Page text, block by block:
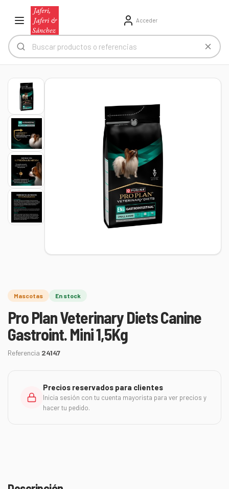
Acceder
Mascotas En stock
Pro Plan Veterinary Diets Canine
Gastroint. Mini 1,5Kg
Referencia 24147
Precios reservados para clientes
Inicia sesión con tu cuenta mayorista para ver precios y
hacer tu pedido.